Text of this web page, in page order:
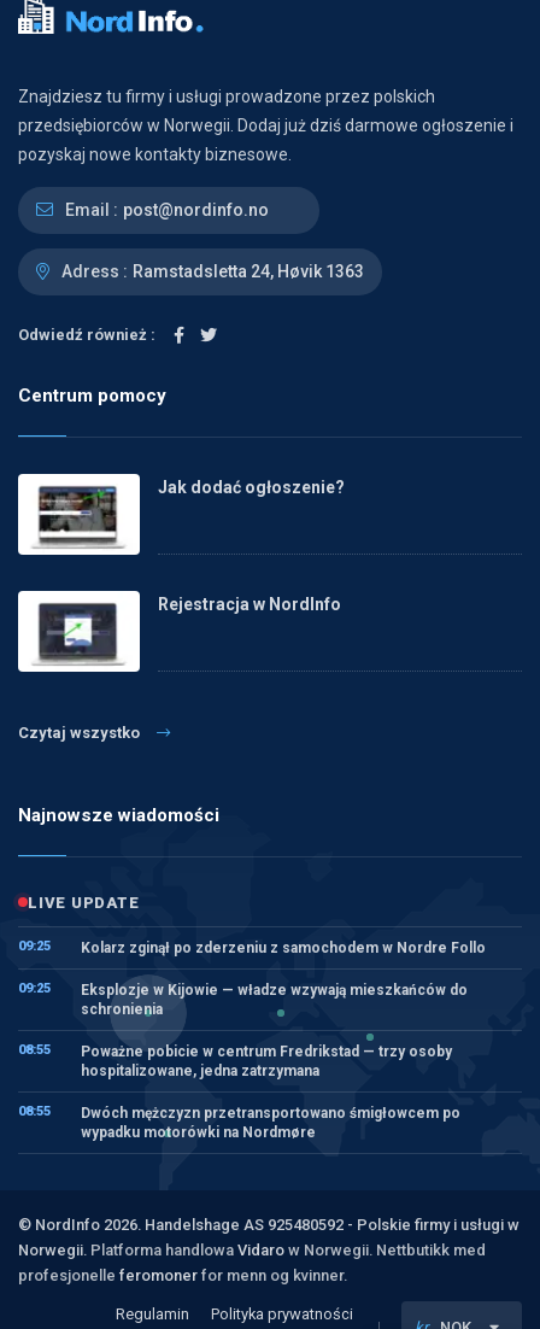
Znajdziesz tu firmy i usługi prowadzone przez polskich
przedsiębiorców w Norwegii. Dodaj już dziś darmowe ogłoszenie i
pozyskaj nowe kontakty biznesowe.
Email : post@nordinfo.no
Adress : Ramstadsletta 24, Høvik 1363
Odwiedź również :
Centrum pomocy
Jak dodać ogłoszenie?
Rejestracja w NordInfo
Czytaj wszystko
Najnowsze wiadomości
LIVE UPDATE
09:25 Kolarz zginął po zderzeniu z samochodem w Nordre Follo
09:25
Eksplozje w Kijowie — władze wzywają mieszkańców do
schronienia
08:55
Poważne pobicie w centrum Fredrikstad — trzy osoby
hospitalizowane, jedna zatrzymana
08:55
Dwóch mężczyzn przetransportowano śmigłowcem po
wypadku motorówki na Nordmøre
© NordInfo 2026. Handelshage AS 925480592 - Polskie firmy i usługi w
Norwegii. Platforma handlowa Vidaro w Norwegii. Nettbutikk med
profesjonelle feromoner for menn og kvinner.
Regulamin Polityka prywatności